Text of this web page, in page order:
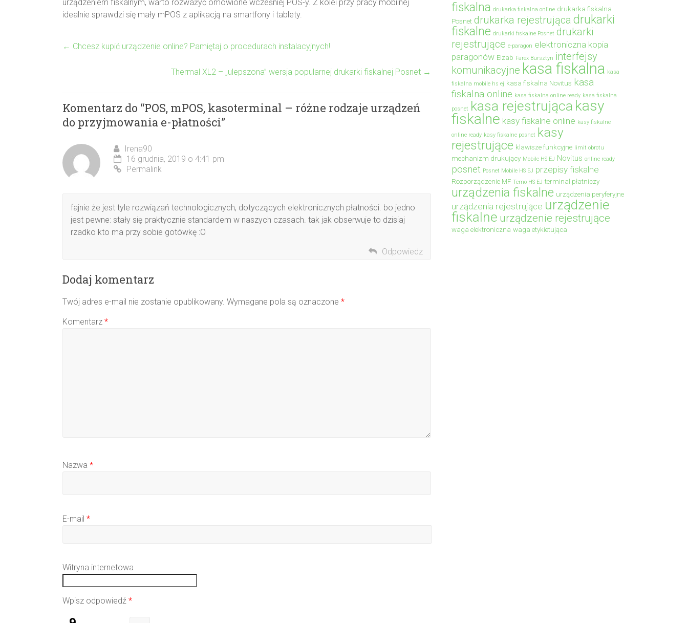
urządzeniem fiskalnym, warto rozważyć omówione wcześniej POS-y. Z kolei przy pracy mobilnej
idealnie sprawdzi się mały mPOS z aplikacją na smartfony i tablety.
← Chcesz kupić urządzenie online? Pamiętaj o procedurach instalacyjnych!
Thermal XL2 – „ulepszona” wersja popularnej drukarki fiskalnej Posnet →
Komentarz do “POS, mPOS, kasoterminal – różne rodzaje urządzeń
do przyjmowania e-płatności”
Irena90
16 grudnia, 2019 o 4:41 pm
Permalink
fajnie że jest tyle rozwiązań technologicznych, dotyczących elektronicznych płatności. bo jedno
jest pewne: stały się praktycznie standardem w naszych czasach. tak jak obserwuje to dzisiaj
rzadko kto ma przy sobie gotówkę :O
Odpowiedz
Dodaj komentarz
Twój adres e-mail nie zostanie opublikowany. Wymagane pola są oznaczone *
Komentarz *
Nazwa *
E-mail *
Witryna internetowa
Wpisz odpowiedź *
fiskalna drukarka fiskalna online drukarka fiskalna
Posnet drukarka rejestrująca drukarki
fiskalne drukarki fiskalne Posnet drukarki
rejestrujące e-paragon elektroniczna kopia
paragonów Elzab Farex Bursztyn interfejsy
komunikacyjne kasa fiskalna kasa
fiskalna mobile hs ej kasa fiskalna Novitus kasa
fiskalna online kasa fiskalna online ready kasa fiskalna
posnet kasa rejestrująca kasy
fiskalne kasy fiskalne online kasy fiskalne
online ready kasy fiskalne posnet kasy
rejestrujące klawisze funkcyjne limit obrotu
mechanizm drukujący Mobile HS EJ Novitus online ready
posnet Posnet Mobile HS EJ przepisy fiskalne
Rozporządzenie MF Temo HS EJ terminal płatniczy
urządzenia fiskalne urządzenia peryferyjne
urządzenia rejestrujące urządzenie
fiskalne urządzenie rejestrujące
waga elektroniczna waga etykietująca